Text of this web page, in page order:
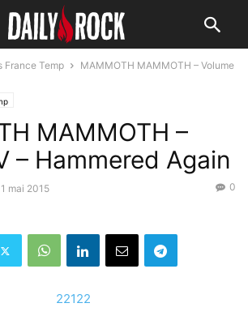
France Temp
MAMMOTH MAMMOTH – Volume
MAMMOTH –
– Hammered Again
mai 2015 0